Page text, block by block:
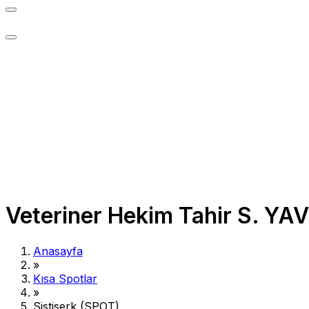
Veteriner Hekim Tahir S.
Anasayfa
»
Kısa Spotlar
»
Sistiserk (SPOT)